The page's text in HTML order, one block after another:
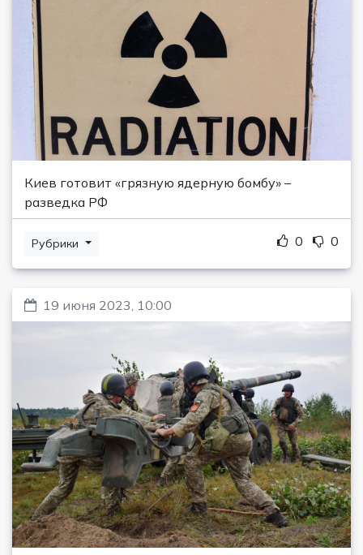
Киев готовит «грязную ядерную бомбу» –
разведка РФ
Рубрики 0 0
19 июня 2023, 10:00